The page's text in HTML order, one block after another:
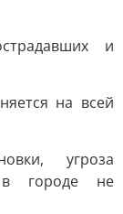
и
на всей
угроза
в городе не